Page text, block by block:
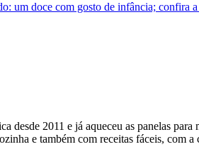
um doce com gosto de infância; confira a
desde 2011 e já aqueceu as panelas
e também com receitas fáceis, com a